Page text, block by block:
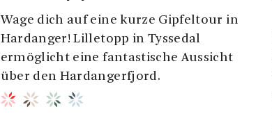
Wage dich auf eine kurze Gipfeltour in
Hardanger! Lilletopp in Tyssedal
ermöglicht eine fantastische Aussicht
über den Hardangerfjord.